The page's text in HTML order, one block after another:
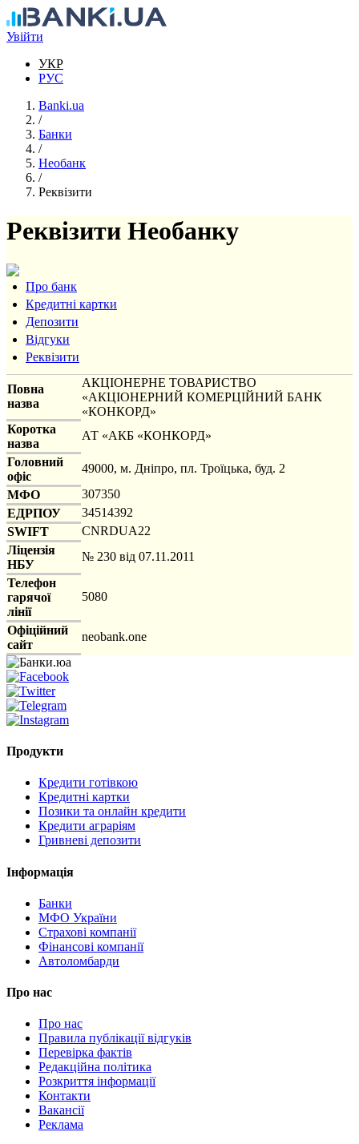
Перейти до основного вмісту
Увійти
УКР
РУС
Banki.ua
/
Банки
/
Необанк
/
Реквізити
Реквізити Необанку
Про банк
Кредитні картки
Депозити
Відгуки
Реквізити
Повна
назва
АКЦІОНЕРНЕ ТОВАРИСТВО
«АКЦІОНЕРНИЙ КОМЕРЦІЙНИЙ БАНК
«КОНКОРД»
Коротка
назва
АТ «АКБ «КОНКОРД»
Головний
офіс
49000, м. Дніпро, пл. Троїцька, буд. 2
МФО
307350
ЕДРПОУ
34514392
SWIFT
CNRDUA22
Ліцензія
НБУ
№ 230 від 07.11.2011
Телефон
гарячої
лінії
5080
Офіційний
сайт
neobank.one
Продукти
Кредити готівкою
Кредитні картки
Позики та онлайн кредити
Кредити аграріям
Гривневі депозити
Інформація
Банки
МФО України
Страхові компанії
Фінансові компанії
Автоломбарди
Про нас
Про нас
Правила публікації відгуків
Перевірка фактів
Редакційна політика
Розкриття інформації
Контакти
Вакансії
Реклама